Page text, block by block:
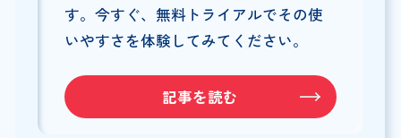
記事を読む
す。今すぐ、無料トライアルでその使
いやすさを体験してみてください。